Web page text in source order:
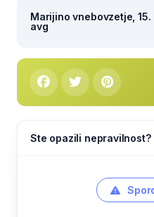
Marijino vnebovzetje, 15.
avg
Ste opazili nepravilnost?